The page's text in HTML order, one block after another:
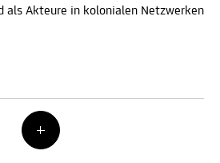
als Akteure in kolonialen Netzwerken